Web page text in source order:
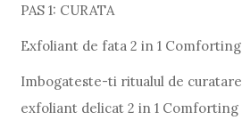
PAS 1: CURATA
Exfoliant de fata 2 in 1 Comforting
Imbogateste-ti ritualul de
exfoliant delicat 2 in 1 Comforting